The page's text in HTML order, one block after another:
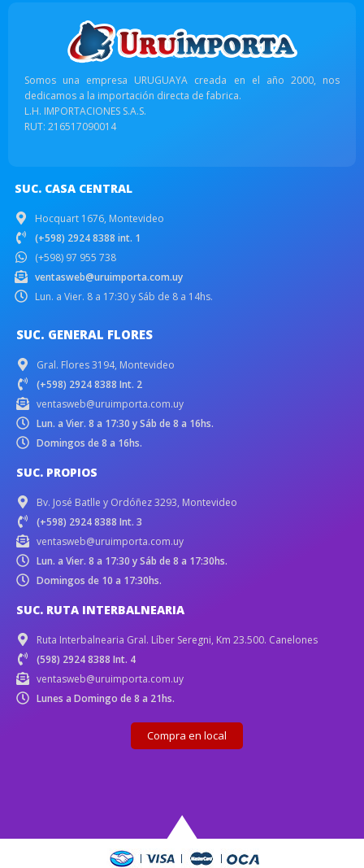
Somos una empresa URUGUAYA creada en el año 2000, nos
dedicamos a la importación directa de fabrica.
L.H. IMPORTACIONES S.A.S.
RUT: 216517090014
SUC. CASA CENTRAL
Hocquart 1676, Montevideo
(+598) 2924 8388 int. 1
(+598) 97 955 738
ventasweb@uruimporta.com.uy
Lun. a Vier. 8 a 17:30 y Sáb de 8 a 14hs.
SUC. GENERAL FLORES
Gral. Flores 3194, Montevideo
(+598) 2924 8388 Int. 2
ventasweb@uruimporta.com.uy
Lun. a Vier. 8 a 17:30 y Sáb de 8 a 16hs.
Domingos de 8 a 16hs.
SUC. PROPIOS
Bv. José Batlle y Ordóñez 3293, Montevideo
(+598) 2924 8388 Int. 3
ventasweb@uruimporta.com.uy
Lun. a Vier. 8 a 17:30 y Sáb de 8 a 17:30hs.
Domingos de 10 a 17:30hs.
SUC. RUTA INTERBALNEARIA
Ruta Interbalnearia Gral. Líber Seregni, Km 23.500. Canelones
(598) 2924 8388 Int. 4
ventasweb@uruimporta.com.uy
Lunes a Domingo de 8 a 21hs.
Compra en local